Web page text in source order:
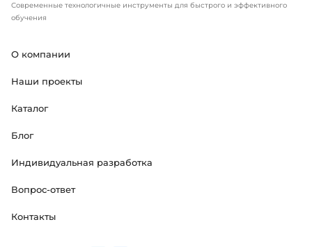
Современные технологичные инструменты для быстрого и эффективного
обучения
О компании
Наши проекты
Каталог
Блог
Индивидуальная разработка
Вопрос-ответ
Контакты